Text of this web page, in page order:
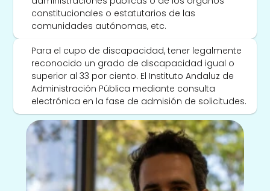
constitucionales o estatutarios de las
comunidades autónomas, etc.
Para el cupo de discapacidad, tener legalmente
reconocido un grado de discapacidad igual o
superior al 33 por ciento. El Instituto Andaluz de
Administración Pública mediante consulta
electrónica en la fase de admisión de solicitudes.